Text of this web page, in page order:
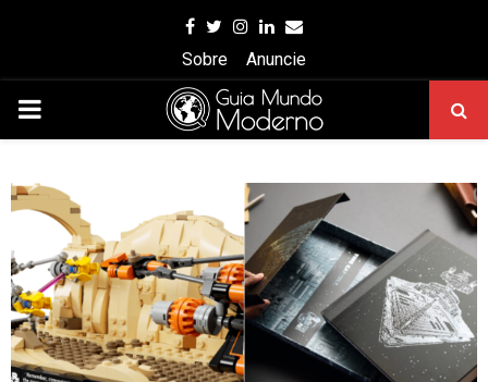
Facebook
Twitter
Instagram
Linkedin
Email
Sobre
Anuncie
PRIMARY